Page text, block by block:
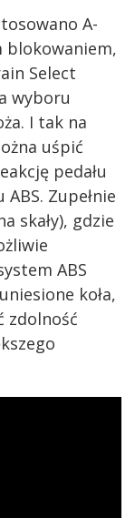
A-
blokowaniem,
Select
wyboru
I tak na
uśpić
pedału
Zupełnie
skały), gdzie
ABS
koła,
zdolność